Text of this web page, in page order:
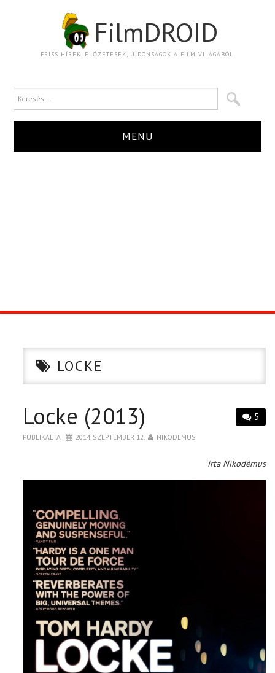
FilmDROID
FRISS HÍREK, ELŐZETESEK, ÚJDONSÁGOK A FILM VILÁGÁBÓL.
MENU
CIKK
PÓLÓ RENDELÉS
LOCKE
5
Locke (2013)
PUBLIKÁLTA 2014. SZEPTEMBER 12. NIKODEMUS
írta Nikodémus